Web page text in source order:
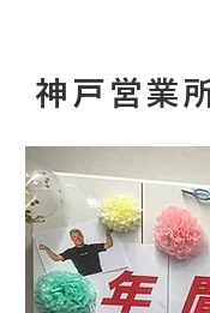
神戸営業